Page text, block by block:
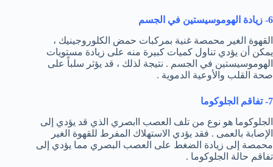
6- زيادة الهوموسيستين في الجسم
القهوة الغير محمصة غنية بمركبات حمض الكلوروجينيك ،
يمكن أن يؤدي تناول كميات كبيرة منه على زيادة مستويات
الهوموسيستين في الجسم . نتيجة لذلك ، قد يؤثر سلباً على
صحة القلب والأوعية الدموية .
7- تفاقم الجلوكوما
الجلوكوما هو نوع من تلف العصب اابصري الذي قد يؤدي إلى
الإصابة بالعمى . فقد يؤدي الاستهلاك المفرط للقهوة الغير
محمصة إلى زيادة الضغط على العصب البصري مما يؤدي إلى
تفاقم حالة الجلوكوما .